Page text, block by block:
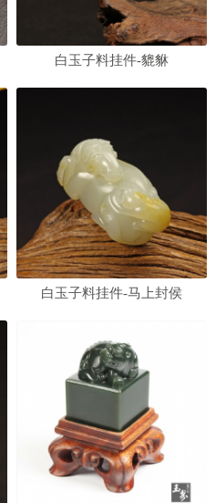
白玉子料挂件-貔貅
白玉子料挂件-马上封侯